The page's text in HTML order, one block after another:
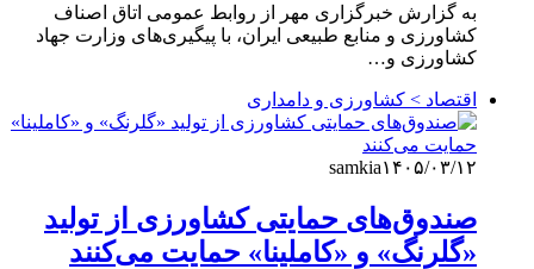
به گزارش خبرگزاری مهر از روابط عمومی اتاق اصناف
کشاورزی و منابع طبیعی ایران، با پیگیری‌های وزارت جهاد
کشاورزی و…
اقتصاد > کشاورزی و دامداری
samkia۱۴۰۵/۰۳/۱۲
صندوق‌های حمایتی کشاورزی از تولید
«گلرنگ» و «کاملینا» حمایت می‌کنند